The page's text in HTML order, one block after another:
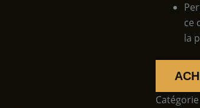
ce
la
Catégorie